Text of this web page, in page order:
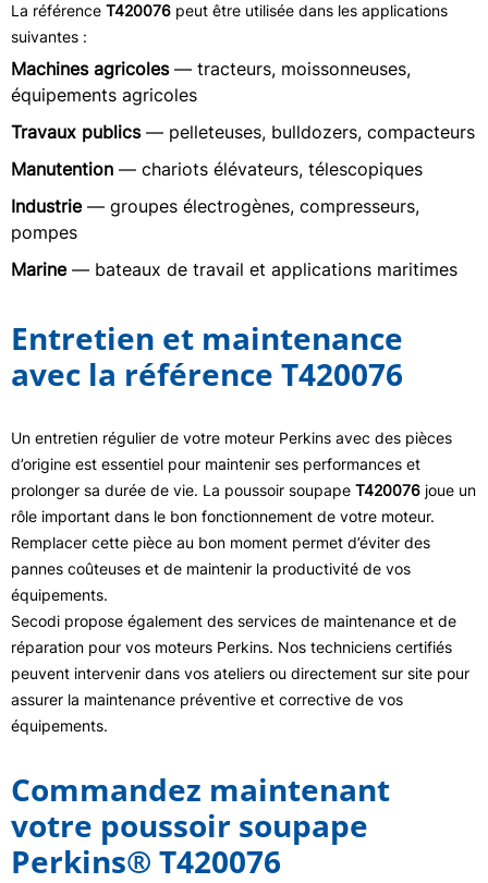
La référence T420076 peut être utilisée dans les applications
suivantes :
Machines agricoles— tracteurs, moissonneuses,
équipements agricoles
Travaux publics— pelleteuses, bulldozers, compacteurs
Manutention — chariots élévateurs, télescopiques
Industrie— groupes électrogènes, compresseurs,
pompes
Marine— bateaux de travail et applications maritimes
Entretien et maintenance
avec la référence T420076
Un entretien régulier de votre moteur Perkins avec des pièces
d’origine est essentiel pour maintenir ses performances et
prolonger sa durée de vie. La poussoir soupape T420076 joue un
rôle important dans le bon fonctionnement de votre moteur.
Remplacer cette pièce au bon moment permet d’éviter des
pannes coûteuses et de maintenir la productivité de vos
équipements.
Secodi propose également des services de maintenance et de
réparation pour vos moteurs Perkins. Nos techniciens certifiés
peuvent intervenir dans vos ateliers ou directement sur site pour
assurer la maintenance préventive et corrective de vos
équipements.
Commandez maintenant
votre poussoir soupape
Perkins® T420076